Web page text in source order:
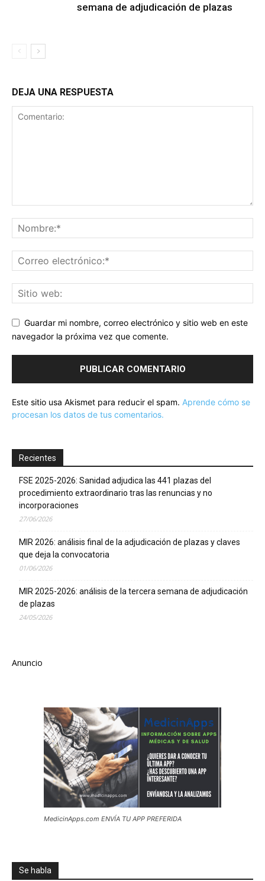
semana de adjudicación de plazas
DEJA UNA RESPUESTA
Guardar mi nombre, correo electrónico y sitio web en este
navegador la próxima vez que comente.
Este sitio usa Akismet para reducir el spam. Aprende cómo se
procesan los datos de tus comentarios.
Recientes
FSE 2025-2026: Sanidad adjudica las 441 plazas del
procedimiento extraordinario tras las renuncias y no
incorporaciones
27/06/2026
MIR 2026: análisis final de la adjudicación de plazas y claves
que deja la convocatoria
01/06/2026
MIR 2025-2026: análisis de la tercera semana de adjudicación
de plazas
24/05/2026
Anuncio
MedicinApps.com ENVÍA TU APP PREFERIDA
Se habla